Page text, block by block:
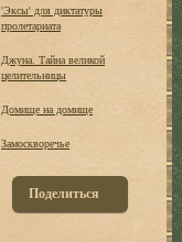
'Эксы' для диктатуры
пролетариата
Джуна. Тайна великой
целительницы
Домище на домище
Замоскворечье
Поделиться